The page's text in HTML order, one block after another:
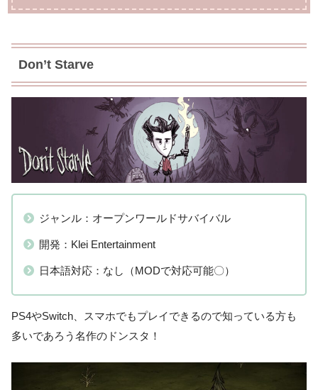
Don’t Starve
ジャンル：オープンワールドサバイバル
開発：Klei Entertainment
日本語対応：なし（MODで対応可能〇）
PS4やSwitch、スマホでもプレイできるので知っている方も
多いであろう名作のドンスタ！